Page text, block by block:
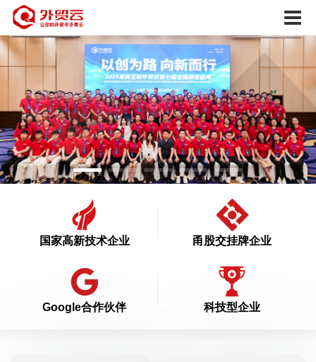
国家高新技术企业 甬股交挂牌企业
Google合作伙伴 科技型企业